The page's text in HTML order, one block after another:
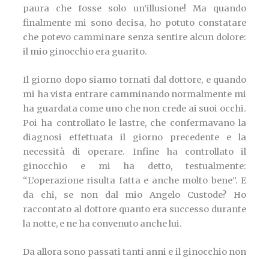
paura che fosse solo un’illusione! Ma quando
finalmente mi sono decisa, ho potuto constatare
che potevo camminare senza sentire alcun dolore:
il mio ginocchio era guarito.
Il giorno dopo siamo tornati dal dottore, e quando
mi ha vista entrare camminando normalmente mi
ha guardata come uno che non crede ai suoi occhi.
Poi ha controllato le lastre, che confermavano la
diagnosi effettuata il giorno precedente e la
necessità di operare. Infine ha controllato il
ginocchio e mi ha detto, testualmente:
“L’operazione risulta fatta e anche molto bene”. E
da chi, se non dal mio Angelo Custode? Ho
raccontato al dottore quanto era successo durante
la notte, e ne ha convenuto anche lui.
Da allora sono passati tanti anni e il ginocchio non